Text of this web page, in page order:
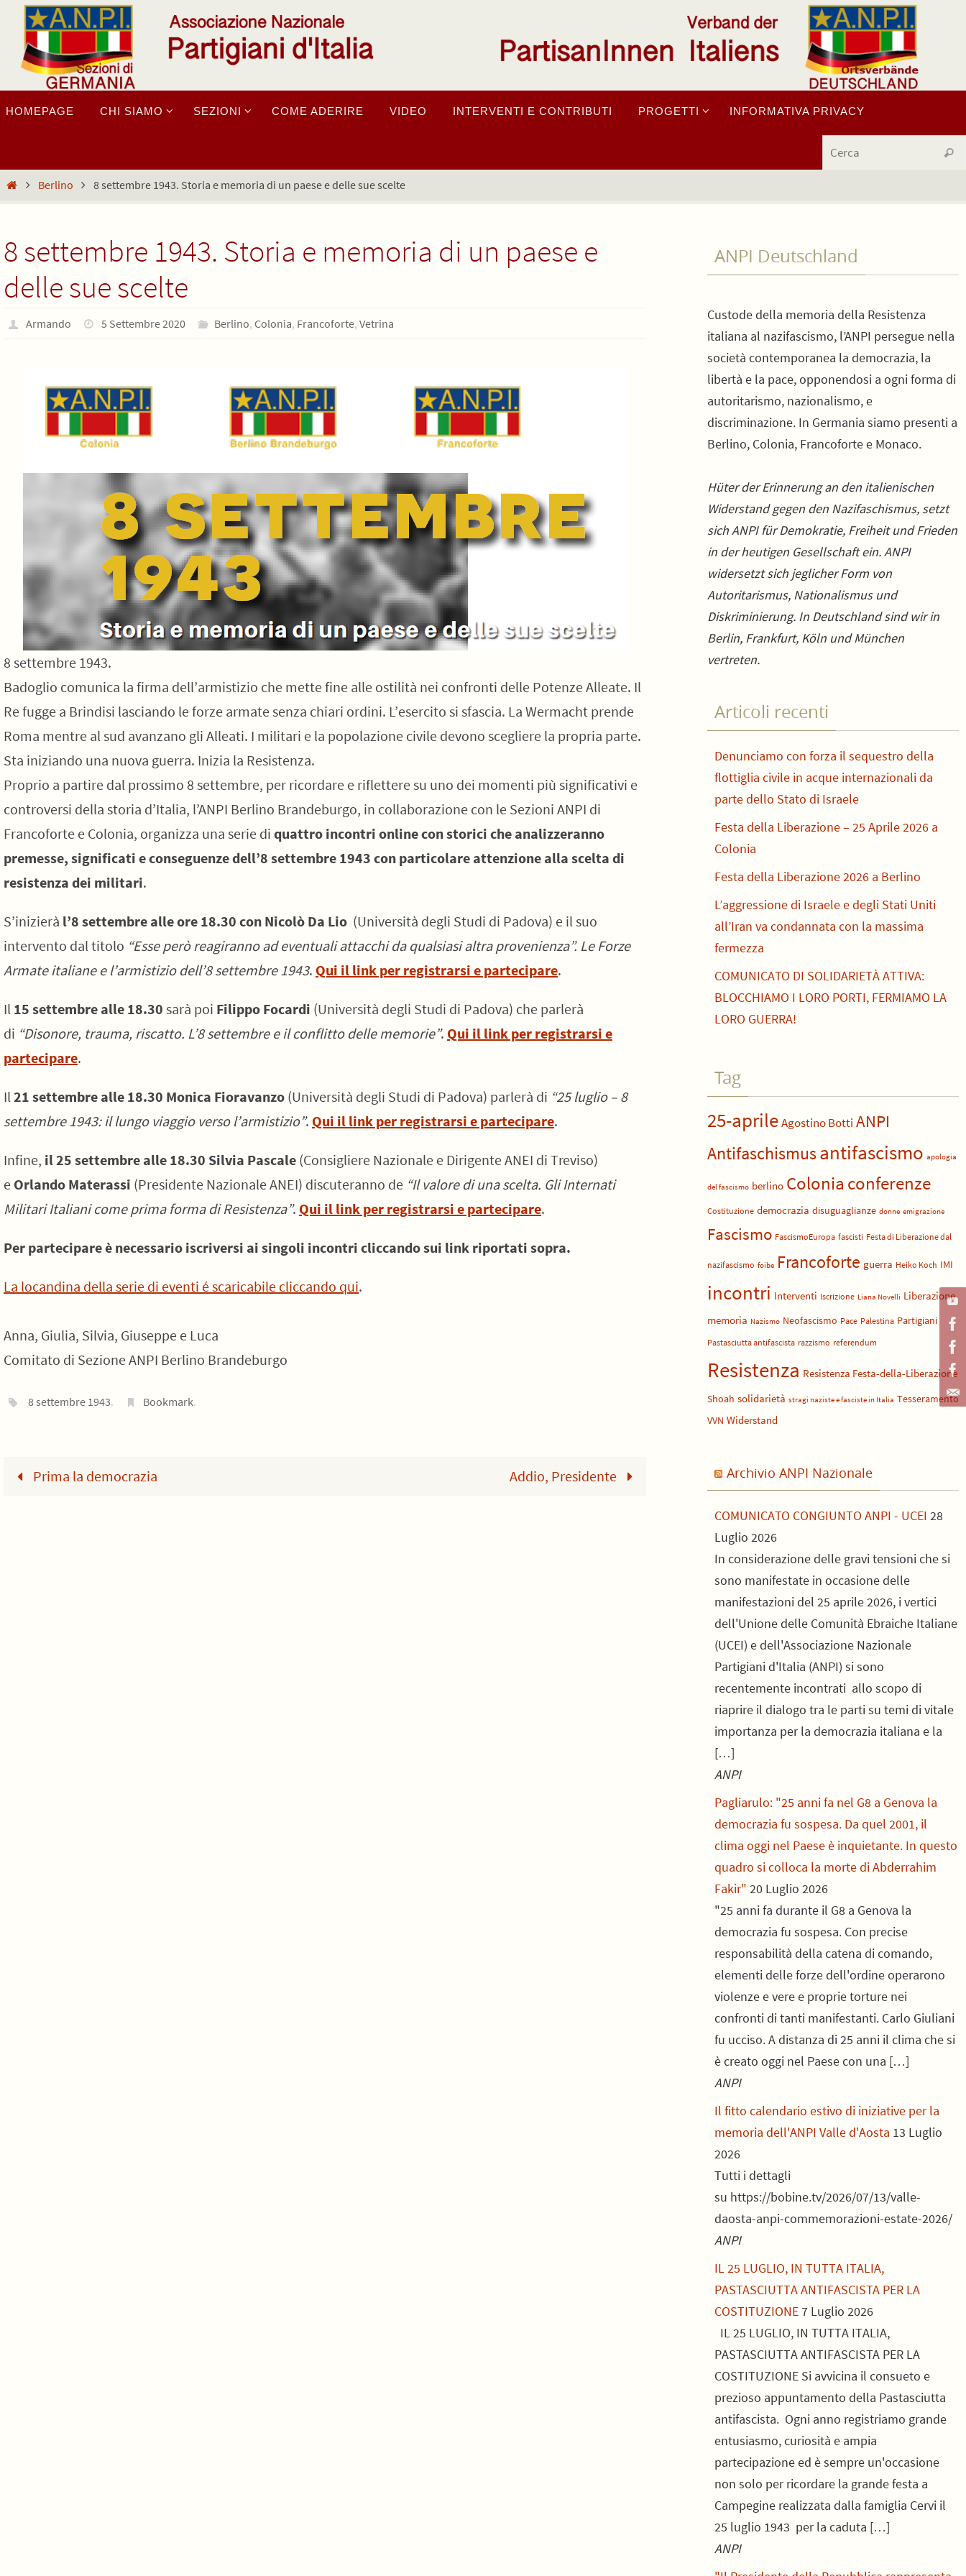
Salta
contenuto
alHOMEPAGE CHI SIAMO SEZIONI COME ADERIRE VIDEO INTERVENTI E CONTRIBUTI PROGETTI INFORMATIVA PRIVACY
Cerca
HomeBerlino 8 settembre 1943. Storia e memoria di un paese e delle sue scelte
8 settembre 1943. Storia e memoria di un paese e
delle sue scelte
Armando 5 Settembre 2020 Berlino, Colonia, Francoforte,Vetrina
8 settembre 1943.
Badoglio comunica la firma dell’armistizio che mette fine alle ostilità nei confronti delle Potenze Alleate. Il
Re fugge a Brindisi lasciando le forze armate senza chiari ordini. L’esercito si sfascia. La Wermacht prende
Roma mentre al sud avanzano gli Alleati. I militari e la popolazione civile devono scegliere la propria parte.
Sta iniziando una nuova guerra. Inizia la Resistenza.
Proprio a partire dal prossimo 8 settembre, per ricordare e riflettere su uno dei momenti più significativi e
controversi della storia d’Italia, l’ANPI Berlino Brandeburgo, in collaborazione con le Sezioni ANPI di
Francoforte e Colonia, organizza una serie di quattro incontri online con storici che analizzeranno
premesse, significati e conseguenze dell’8 settembre 1943 con particolare attenzione alla scelta di
resistenza dei militari.
S’inizierà l’8 settembre alle ore 18.30 con Nicolò Da Lio (Università degli Studi di Padova) e il suo
intervento dal titolo “Esse però reagiranno ad eventuali attacchi da qualsiasi altra provenienza”. Le Forze
Armate italiane e l’armistizio dell’8 settembre 1943. Qui il link per registrarsi e partecipare.
Il 15 settembre alle 18.30 sarà poi Filippo Focardi (Università degli Studi di Padova) che parlerà
di “Disonore, trauma, riscatto. L’8 settembre e il conflitto delle memorie”. Qui il link per registrarsi e
partecipare.
Il21 settembre alle 18.30 Monica Fioravanzo (Università degli Studi di Padova) parlerà di “25 luglio – 8
settembre 1943: il lungo viaggio verso l’armistizio”. Qui il link per registrarsi e partecipare.
Infine, il 25 settembre alle 18.30 Silvia Pascale (Consigliere Nazionale e Dirigente ANEI di Treviso)
e Orlando Materassi (Presidente Nazionale ANEI) discuteranno de “Il valore di una scelta. Gli Internati
Militari Italiani come prima forma di Resistenza”. Qui il link per registrarsi e partecipare.
Per partecipare è necessario iscriversi ai singoli incontri cliccando sui link riportati sopra.
La locandina della serie di eventi é scaricabile cliccando qui.
Anna, Giulia, Silvia, Giuseppe e Luca
Comitato di Sezione ANPI Berlino Brandeburgo
8 settembre 1943. Bookmark.
Prima la democrazia Addio, Presidente
ANPI Deutschland
Custode della memoria della Resistenza
italiana al nazifascismo, l’ANPI persegue nella
società contemporanea la democrazia, la
libertà e la pace, opponendosi a ogni forma di
autoritarismo, nazionalismo, e
discriminazione. In Germania siamo presenti a
Berlino, Colonia, Francoforte e Monaco.
Hüter der Erinnerung an den italienischen
Widerstand gegen den Nazifaschismus, setzt
sich ANPI für Demokratie, Freiheit und Frieden
in der heutigen Gesellschaft ein. ANPI
widersetzt sich jeglicher Form von
Autoritarismus, Nationalismus und
Diskriminierung. In Deutschland sind wir in
Berlin, Frankfurt, Köln und München
vertreten.
Articoli recenti
Denunciamo con forza il sequestro della
flottiglia civile in acque internazionali da
parte dello Stato di Israele
Festa della Liberazione – 25 Aprile 2026 a
Colonia
Festa della Liberazione 2026 a Berlino
L’aggressione di Israele e degli Stati Uniti
all’Iran va condannata con la massima
fermezza
COMUNICATO DI SOLIDARIETÀ ATTIVA:
BLOCCHIAMO I LORO PORTI, FERMIAMO LA
LORO GUERRA!
Tag
25-aprileAgostino Botti ANPI
Antifaschismusantifascismo apologia
del fascismo berlino Colonia conferenze
Costituzione democrazia disuguaglianze donne emigrazione
Fascismo FascismoEuropa fascisti Festa di Liberazione dal
nazifascismo foibe Francoforte guerra Heiko Koch IMI
incontri Interventi Iscrizione Liana Novelli Liberazione
memoria Nazismo Neofascismo Pace Palestina Partigiani
Pastasciutta antifascista razzismo referendum
Resistenza Resistenza Festa-della-Liberazione
Shoah solidarietà stragi naziste e fasciste in Italia Tesseramento
VVN Widerstand
Archivio ANPI Nazionale
COMUNICATO CONGIUNTO ANPI - UCEI 28
Luglio 2026
In considerazione delle gravi tensioni che si
sono manifestate in occasione delle
manifestazioni del 25 aprile 2026, i vertici
dell'Unione delle Comunità Ebraiche Italiane
(UCEI) e dell'Associazione Nazionale
Partigiani d'Italia (ANPI) si sono
recentemente incontrati allo scopo di
riaprire il dialogo tra le parti su temi di vitale
importanza per la democrazia italiana e la
[…]
ANPI
Pagliarulo: "25 anni fa nel G8 a Genova la
democrazia fu sospesa. Da quel 2001, il
clima oggi nel Paese è inquietante. In questo
quadro si colloca la morte di Abderrahim
Fakir" 20 Luglio 2026
"25 anni fa durante il G8 a Genova la
democrazia fu sospesa. Con precise
responsabilità della catena di comando,
elementi delle forze dell'ordine operarono
violenze e vere e proprie torture nei
confronti di tanti manifestanti. Carlo Giuliani
fu ucciso. A distanza di 25 anni il clima che si
è creato oggi nel Paese con una […]
ANPI
Il fitto calendario estivo di iniziative per la
memoria dell'ANPI Valle d'Aosta 13 Luglio
2026
Tutti i dettagli
su https://bobine.tv/2026/07/13/valle-
daosta-anpi-commemorazioni-estate-2026/
ANPI
IL 25 LUGLIO, IN TUTTA ITALIA,
PASTASCIUTTA ANTIFASCISTA PER LA
COSTITUZIONE7 Luglio 2026
IL 25 LUGLIO, IN TUTTA ITALIA,
PASTASCIUTTA ANTIFASCISTA PER LA
COSTITUZIONE Si avvicina il consueto e
prezioso appuntamento della Pastasciutta
antifascista. Ogni anno registriamo grande
entusiasmo, curiosità e ampia
partecipazione ed è sempre un'occasione
non solo per ricordare la grande festa a
Campegine realizzata dalla famiglia Cervi il
25 luglio 1943 per la caduta […]
ANPI